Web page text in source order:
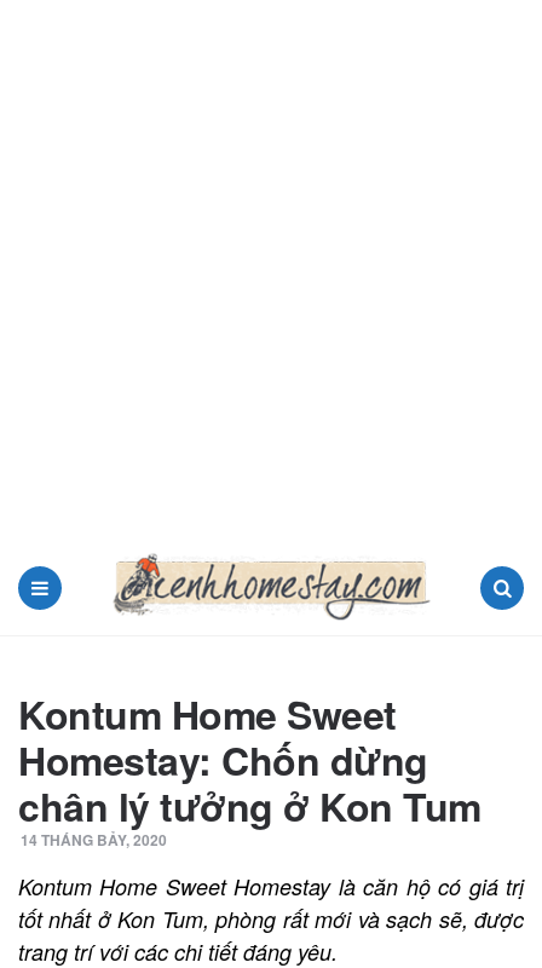
Kontum Home Sweet
Homestay: Chốn dừng
chân lý tưởng ở Kon Tum
14 THÁNG BẢY, 2020
Kontum Home Sweet Homestay là căn hộ có giá trị
tốt nhất ở Kon Tum, phòng rất mới và sạch sẽ, được
trang trí với các chi tiết đáng yêu.